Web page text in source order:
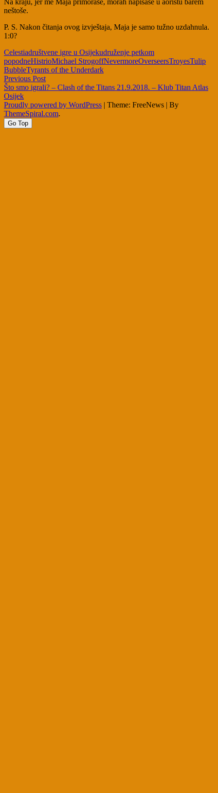
Na kraju, jer me Maja primoraše, morah napisaše u aoristu barem
neštoše.
P. S. Nakon čitanja ovog izvještaja, Maja je samo tužno uzdahnula.
1:0?
Celestiadruštvene igre u Osijekudruženje petkom
popodneHistrioMichael StrogoffNevermoreOverseersTroyesTulip
BubbleTyrants of the Underdark
Post
navigation
Previous Post
Što smo igrali? – Clash of the Titans 21.9.2018. – Klub Titan Atlas
Osijek
Proudly powered by WordPress | Theme: FreeNews | By
ThemeSpiral.com.
Go Top